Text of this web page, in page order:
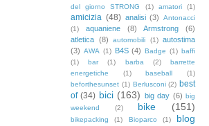
del giorno STRONG
(1) amatori (1)
amicizia (48) analisi (3)
Antonacci
(1)
aquaniene (8) Armstrong
(6)
atletica (8) automobili (1) autostima
(3) AWA (1) B4S (4) Badge (1) baffi
(1)
bar (1) barba (2)
barrette
energetiche
(1) baseball
(1)
beforthesunset (1) Berlusconi (2) best
of (34) bici (163) big day (6) big
weekend
(2) bike (151)
bikepacking (1) Bioparco (1)
blog